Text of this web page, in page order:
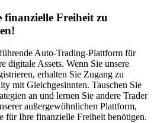
Freiheit zu
Auto-Trading-Plattform für
digitale Assets. Wenn Sie unsere
erhalten Sie Zugang zu
mit Gleichgesinnten. Tauschen Sie
an und lernen Sie andere Trader
außergewöhnlichen Plattform,
für Ihre finanzielle Freiheit benötigen.